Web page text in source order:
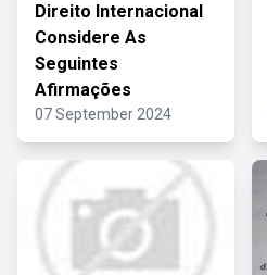
Direito Internacional
Considere As
Seguintes
Afirmações
07 September 2024